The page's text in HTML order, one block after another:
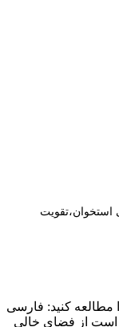
مطالعه کنید: فارسی
است از فضای خالی